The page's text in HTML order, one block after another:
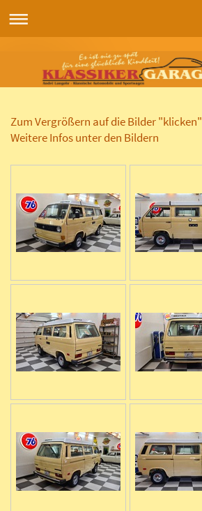
Zum Vergrößern auf die Bilder "klicken"
Weitere Infos unter den Bildern